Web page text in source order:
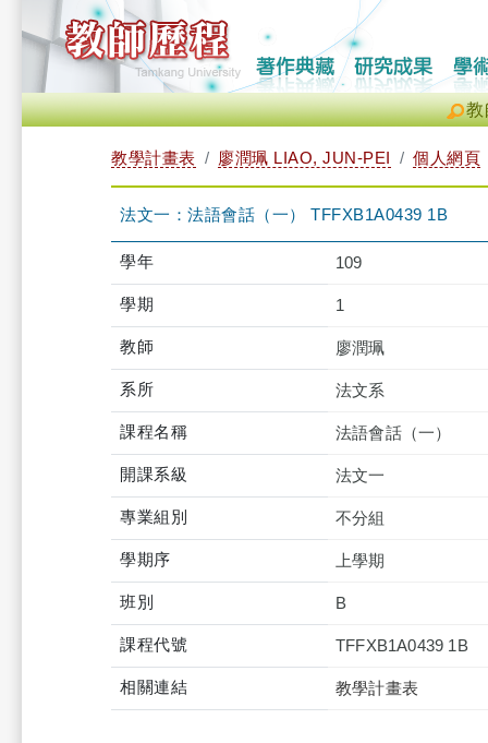
教
教學計畫表 廖潤珮 LIAO, JUN-PEI 個人網頁
法文一：法語會話（一） TFFXB1A0439 1B
學年 109
學期 1
教師 廖潤珮
系所 法文系
課程名稱 法語會話（一）
開課系級 法文一
專業組別 不分組
學期序 上學期
班別 B
課程代號 TFFXB1A0439 1B
相關連結 教學計畫表